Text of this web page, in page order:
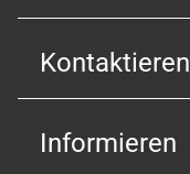
Kontaktieren
Informieren